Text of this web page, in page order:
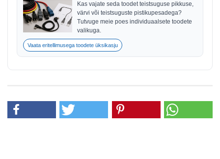
Kas vajate seda toodet teistsuguse pikkuse,
värvi või teistsuguste pistikupesadega?
Tutvuge meie poes individuaalsete toodete
valikuga.
Vaata eritellimusega toodete üksikasju